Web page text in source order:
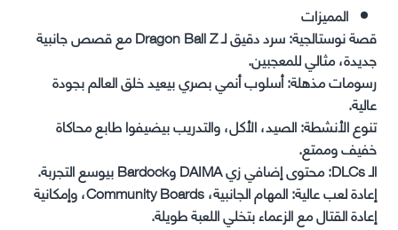
المميزات
قصة نوستالجية: سرد دقيق لـ Dragon Ball Z مع قصص جانبية
جديدة، مثالي للمعجبين.
رسومات مذهلة: أسلوب أنمي بصري بيعيد خلق العالم بجودة
عالية.
تنوع الأنشطة: الصيد، الأكل، والتدريب بيضيفوا طابع محاكاة
خفيف وممتع.
الـ DLCs: محتوى إضافي زي DAIMA وBardock بيوسع التجربة.
إعادة لعب عالية: المهام الجانبية، Community Boards، وإمكانية
إعادة القتال مع الزعماء بتخلي اللعبة طويلة.